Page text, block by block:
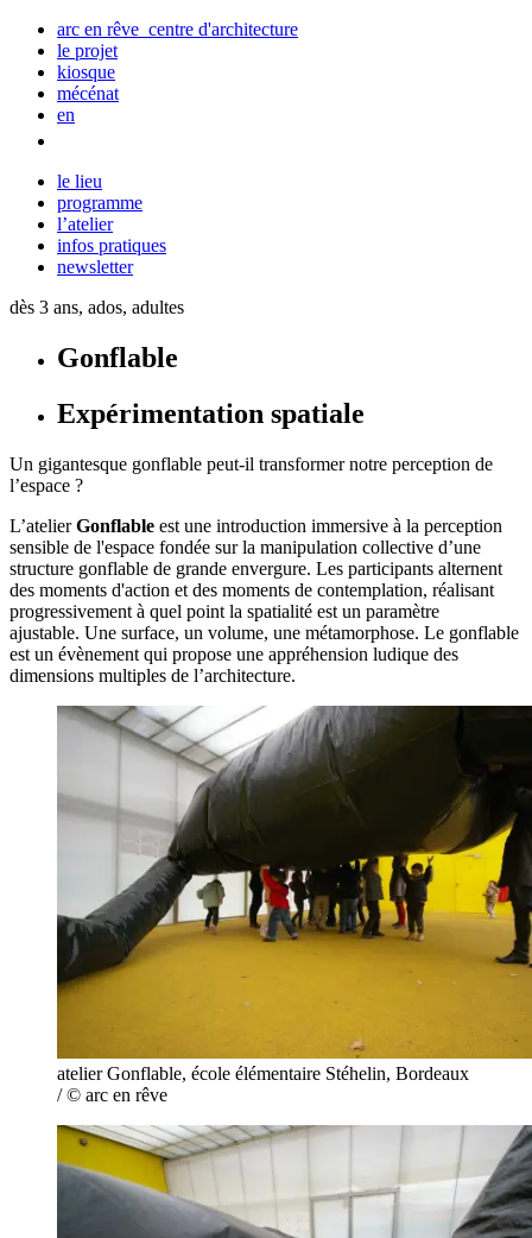
arc en rêve centre d'architecture
le projet
kiosque
mécénat
en
le lieu
programme
l’atelier
infos pratiques
newsletter
dès 3 ans, ados, adultes
Gonflable
Expérimentation spatiale
Un gigantesque gonflable peut-il transformer notre perception de
l’espace ?
L’atelierGonflable est une introduction immersive à la perception
sensible de l'espace fondée sur la manipulation collective d’une
structure gonflable de grande envergure. Les participants alternent
des moments d'action et des moments de contemplation, réalisant
progressivement à quel point la spatialité est un paramètre
ajustable. Une surface, un volume, une métamorphose. Le gonflable
est un évènement qui propose une appréhension ludique des
dimensions multiples de l’architecture.
atelier Gonflable, école élémentaire Stéhelin, Bordeaux
/ © arc en rêve